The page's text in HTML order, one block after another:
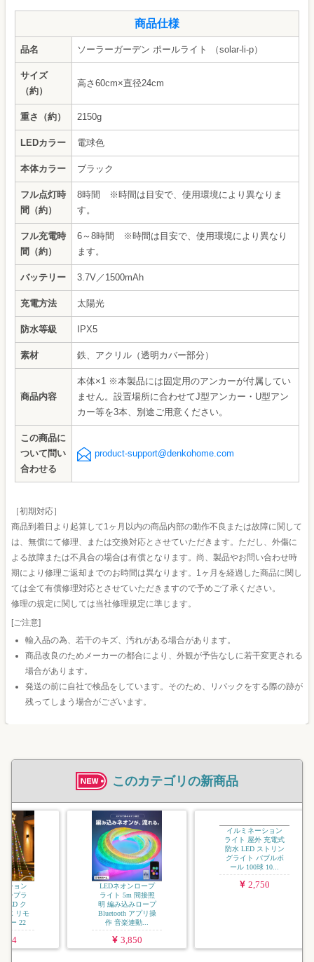
商品仕様
品名 ソーラーガーデン ポールライト （solar-li-p）
サイズ
（約）
高さ60cm×直径24cm
重さ（約） 2150g
LEDカラー 電球色
本体カラー ブラック
フル点灯時
間（約）
8時間 ※時間は目安で、使用環境により異なりま
す。
フル充電時
間（約）
6～8時間 ※時間は目安で、使用環境により異なり
ます。
バッテリー 3.7V／1500mAh
充電方法 太陽光
防水等級 IPX5
素材 鉄、アクリル（透明カバー部分）
商品内容
本体×1 ※本製品には固定用のアンカーが付属してい
ません。設置場所に合わせてJ型アンカー・U型アン
カー等を3本、別途ご用意ください。
この商品に
ついて問い
合わせる
product-support@denkohome.com
［初期対応］
商品到着日より起算して1ヶ月以内の商品内部の動作不良または故障に関して
は、無償にて修理、または交換対応とさせていただきます。ただし、外傷に
よる故障または不具合の場合は有償となります。尚、製品やお問い合わせ時
期により修理ご返却までのお時間は異なります。1ヶ月を経過した商品に関し
ては全て有償修理対応とさせていただきますので予めご了承ください。
修理の規定に関しては当社修理規定に準じます。
[ご注意]
輸入品の為、若干のキズ、汚れがある場合があります。
商品改良のためメーカーの都合により、外観が予告なしに若干変更される
場合があります。
発送の前に自社で検品をしています。そのため、リパックをする際の跡が
残ってしまう場合がございます。
このカテゴリの新商品
LEDネオンロープ
ライト 5m 間接照
明 編み込みロープ
Bluetooth アプリ操
作 音楽連動...
イルミネーション
ライト 屋外 充電式
防水 LED ストリン
グライト バブルボ
ール 100球 10...
イルミネーション
ジュエリーライト
ソフトコード USB
充電式 LED 屋外用
防水 調光 タイ...